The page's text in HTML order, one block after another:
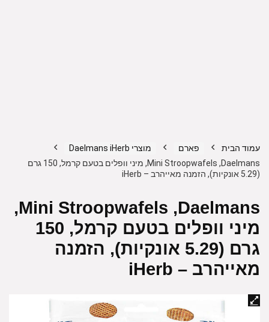
עמוד הבית פארם
מוצרי Daelmans iHerb
Daelmans‏, Mini Stroopwafels, מיני וופלים בטעם קרמל, 150 גרם
(5.29 אונקיות), הזמנה מאייהרב – iHerb
Daelmans‏, Mini Stroopwafels,
מיני וופלים בטעם קרמל, 150
גרם (5.29 אונקיות), הזמנה
מאייהרב – iHerb